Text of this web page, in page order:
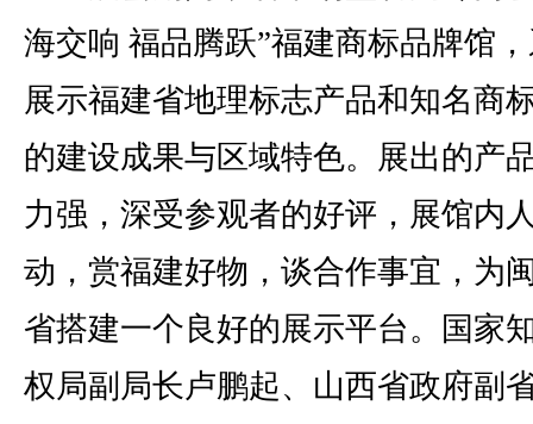
海交响 福品腾跃”福建商标品牌馆
展示福建省地理标志产品和知名商
的建设成果与区域特色。展出的产
力强，深受参观者的好评，展馆内
动，赏福建好物，谈合作事宜，为
省搭建一个良好的展示平台。国家
权局副局长卢鹏起、山西省政府副